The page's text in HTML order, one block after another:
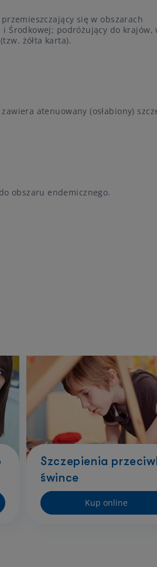
się w obszarach
Środkowej; podróżujący do krajów,
żółta karta).
atenuowany (osłabiony)
obszaru endemicznego.
Szczepienia
śwince
Kup online